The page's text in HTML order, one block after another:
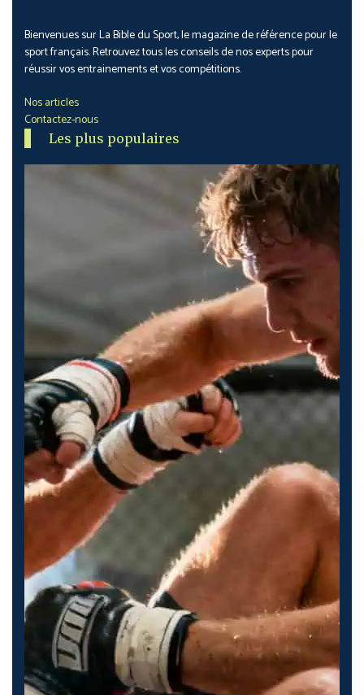
Bienvenues sur La Bible du Sport, le magazine de référence pour le
sport français. Retrouvez tous les conseils de nos experts pour
réussir vos entrainements et vos compétitions.
Nos articles
Contactez-nous
Les plus populaires